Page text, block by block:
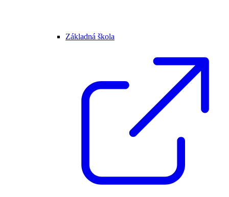
Základná škola